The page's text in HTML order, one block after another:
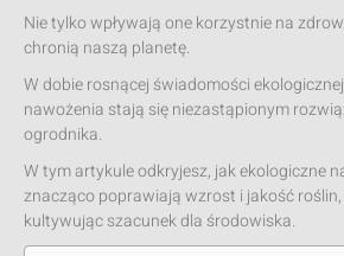
Nie tylko wpływają one korzystnie na
chronią naszą planetę.
W dobie rosnącej świadomości
nawożenia stają się niezastąpionym
ogrodnika.
W tym artykule odkryjesz, jak ekologiczne
znacząco poprawiają wzrost i jakość
kultywując szacunek dla środowiska.